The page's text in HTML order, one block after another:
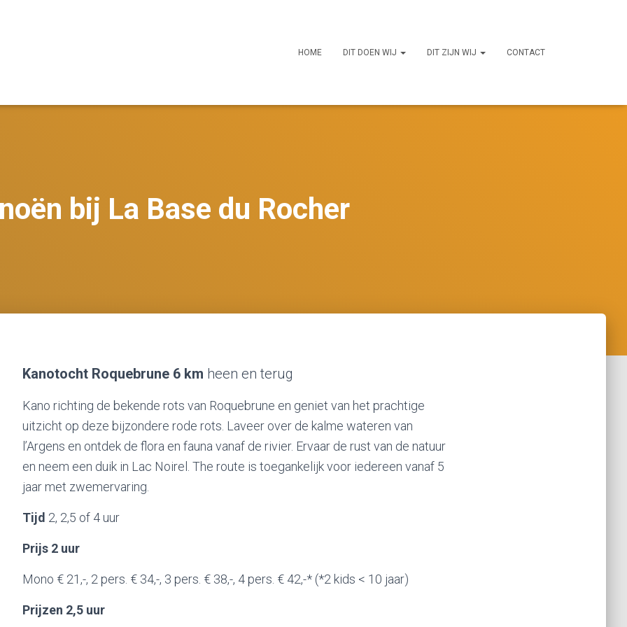
HOME DIT DOEN WIJ DIT ZIJN WIJ CONTACT
bij La Base du Rocher
Kanotocht Roquebrune 6 km heen en terug
Kano richting de bekende rots van Roquebrune en geniet van het prachtige
uitzicht op deze bijzondere rode rots. Laveer over de kalme wateren van
l’Argens en ontdek de flora en fauna vanaf de rivier. Ervaar de rust van de natuur
en neem een duik in Lac Noirel. The route is toegankelijk voor iedereen vanaf 5
jaar met zwemervaring.
Tijd 2, 2,5 of 4 uur
Prijs 2 uur
Mono € 21,-, 2 pers. € 34,-, 3 pers. € 38,-, 4 pers. € 42,-* (*2 kids < 10 jaar)
Prijzen 2,5 uur